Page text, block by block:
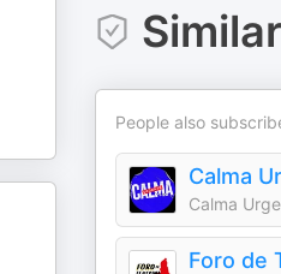
People also
Calma
Calma
Foro de